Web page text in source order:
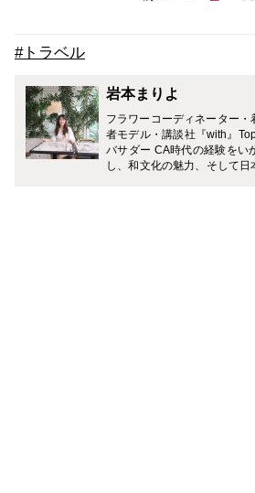
#トラベル
岩本まりよ
フラワーコーディネーター
者モデル・講談社『with』
バサダー CA時代の経験をい
し、和文化の魅力、そして日